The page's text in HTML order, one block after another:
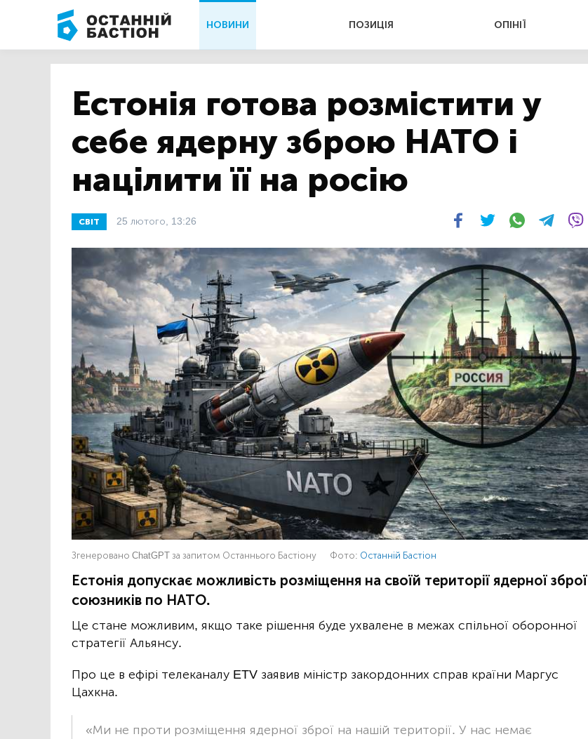
НОВИНИ ПОЗИЦІЯ ОПІНІЇ
Естонія готова розмістити у
себе ядерну зброю НАТО і
націлити її на росію
СВІТ 25 лютого, 13:26
Згенеровано ChatGPT за запитом Останнього Бастіону Фото: Останній Бастіон
Естонія допускає можливість розміщення на своїй території ядерної зброї
союзників по НАТО.
Це стане можливим, якщо таке рішення буде ухвалене в межах спільної оборонної
стратегії Альянсу.
Про це в ефірі телеканалу ETV заявив міністр закордонних справ країни Маргус
Цахкна.
«Ми не проти розміщення ядерної зброї на нашій території. У нас немає